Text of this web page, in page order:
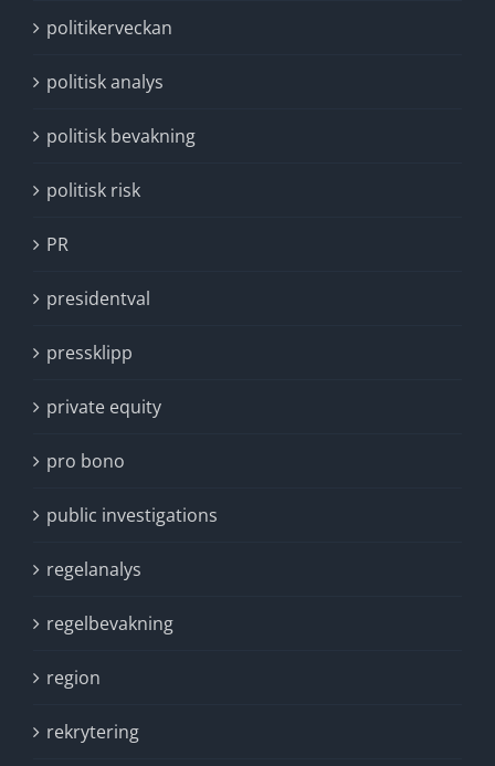
politikerveckan
politisk analys
politisk bevakning
politisk risk
PR
presidentval
pressklipp
private equity
pro bono
public investigations
regelanalys
regelbevakning
region
rekrytering